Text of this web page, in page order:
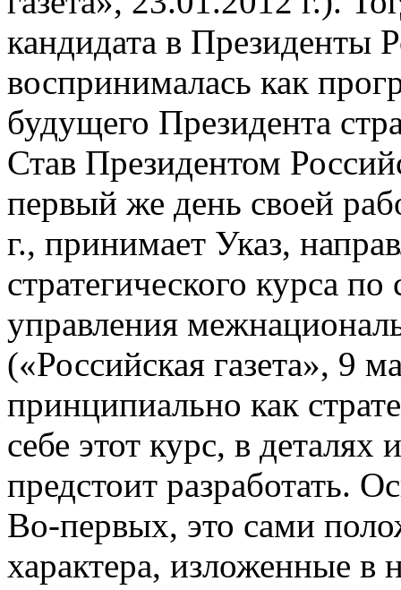
кандидата в Президенты
воспринималась как
будущего Президента
Став Президентом
первый же день своей
г., принимает Указ,
стратегического курса
управления
(«Российская газета», 9
принципиально как
себе этот курс, в деталях
предстоит разработать.
Во-первых, это сами
характера, изложенные в